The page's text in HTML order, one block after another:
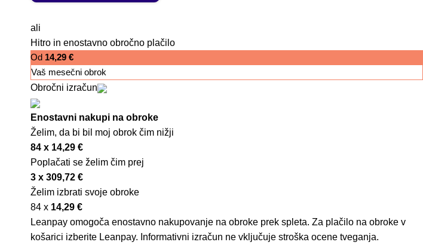
ali
Hitro in enostavno obročno plačilo
Od 14,29 €
Vaš mesečni obrok
Obročni izračun
Enostavni nakupi na obroke
Želim, da bi bil moj obrok čim nižji
84 x 14,29 €
Poplačati se želim čim prej
3 x 309,72 €
Želim izbrati svoje obroke
84 x 14,29 €
Leanpay omogoča enostavno nakupovanje na obroke prek spleta. Za plačilo na obroke v
košarici izberite Leanpay. Informativni izračun ne vključuje stroška ocene tveganja.